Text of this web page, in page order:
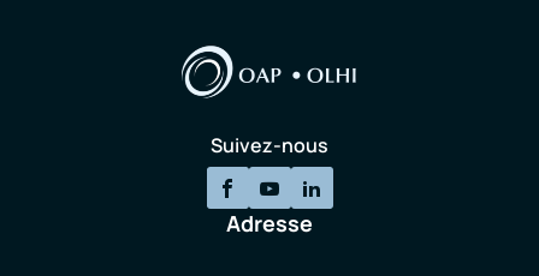
Suivez-nous
Adresse